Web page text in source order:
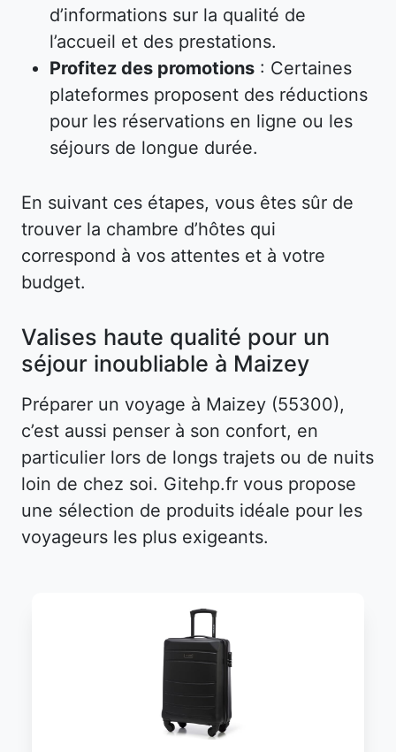
d’informations sur la qualité de
l’accueil et des prestations.
Profitez des promotions : Certaines
plateformes proposent des réductions
pour les réservations en ligne ou les
séjours de longue durée.
En suivant ces étapes, vous êtes sûr de
trouver la chambre d’hôtes qui
correspond à vos attentes et à votre
budget.
Valises haute qualité pour un
séjour inoubliable à Maizey
Préparer un voyage à Maizey (55300),
c’est aussi penser à son confort, en
particulier lors de longs trajets ou de nuits
loin de chez soi. Gitehp.fr vous propose
une sélection de produits idéale pour les
voyageurs les plus exigeants.